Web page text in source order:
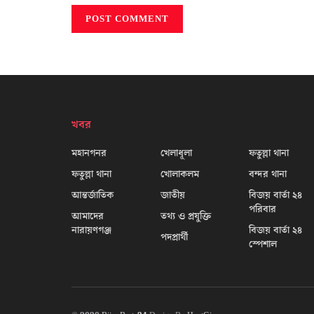
খবর
মহানগনর
ফতুল্লা থানা
আন্তর্জাতিক
আমাদের
নারায়ণগঞ্জ
খেলাধূলা
খোলাকলম
জাতীয়
তথ্য ও প্রযুক্তি
পদপ্রার্থী
ফতুল্লা থানা
বন্দর থানা
বিজয় বার্তা ২৪
পরিবার
বিজয় বার্তা ২৪
স্পেশাল